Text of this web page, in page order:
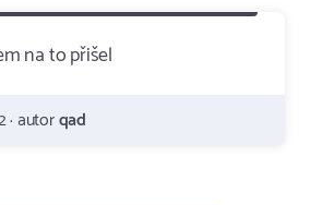
na to přišel
· autorqad